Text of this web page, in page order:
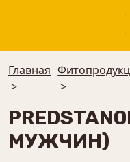
Главная
>
>
МУЖЧИН)